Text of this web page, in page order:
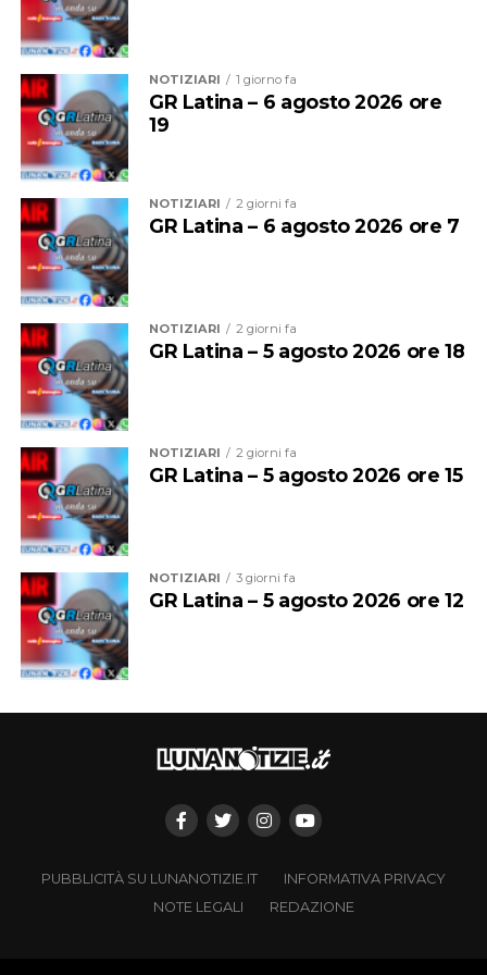
Audio
Player
00:00
NOTIZIARI 1 giorno fa
GR Latina – 6 agosto 2026 ore
19
NOTIZIARI 2 giorni fa
GR Latina – 6 agosto 2026 ore 7
NOTIZIARI 2 giorni fa
GR Latina – 5 agosto 2026 ore 18
NOTIZIARI 2 giorni fa
GR Latina – 5 agosto 2026 ore 15
NOTIZIARI 3 giorni fa
GR Latina – 5 agosto 2026 ore 12
PUBBLICITÀ SU LUNANOTIZIE.IT
INFORMATIVA PRIVACY
NOTE LEGALI
REDAZIONE